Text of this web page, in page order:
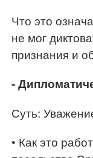
Что это
не мог
признания и
-
Суть:
• Как это